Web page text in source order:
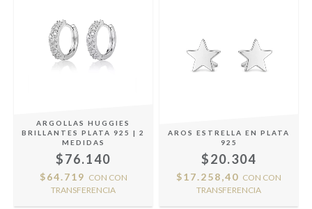
ARGOLLAS HUGGIES
BRILLANTES PLATA 925 | 2
MEDIDAS
$76.140
$64.719 CON CON
TRANSFERENCIA
AROS ESTRELLA EN PLATA
925
$20.304
$17.258,40 CON CON
TRANSFERENCIA